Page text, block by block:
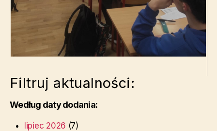
Filtruj aktualności:
Według daty dodania:
lipiec 2026 (7)